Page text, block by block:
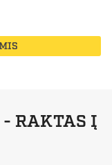
- RAKTAS Į